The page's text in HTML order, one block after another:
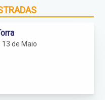
13 de Maio